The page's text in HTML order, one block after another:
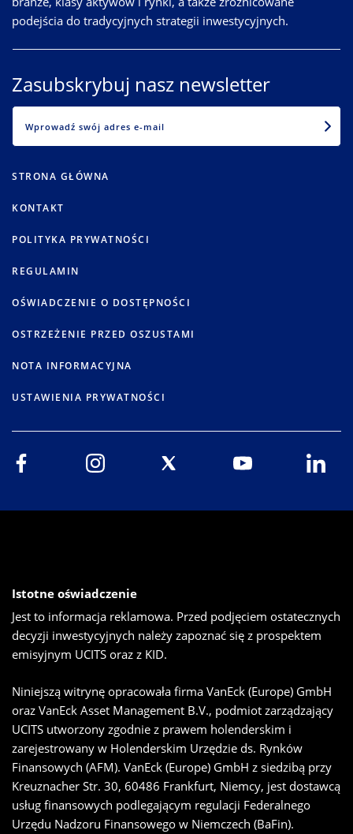
podejścia do tradycyjnych strategii inwestycyjnych.
Zasubskrybuj nasz newsletter
STRONA GŁÓWNA
KONTAKT
POLITYKA PRYWATNOŚCI
REGULAMIN
OŚWIADCZENIE O DOSTĘPNOŚCI
OSTRZEŻENIE PRZED OSZUSTAMI
NOTA INFORMACYJNA
USTAWIENIA PRYWATNOŚCI
Istotne oświadczenie
Jest to informacja reklamowa. Przed podjęciem ostatecznych
decyzji inwestycyjnych należy zapoznać się z prospektem
emisyjnym UCITS oraz z KID.
Niniejszą witrynę opracowała firma VanEck (Europe) GmbH
oraz VanEck Asset Management B.V., podmiot zarządzający
UCITS utworzony zgodnie z prawem holenderskim i
zarejestrowany w Holenderskim Urzędzie ds. Rynków
Finansowych (AFM). VanEck (Europe) GmbH z siedzibą przy
Kreuznacher Str. 30, 60486 Frankfurt, Niemcy, jest dostawcą
usług finansowych podlegającym regulacji Federalnego
Urzędu Nadzoru Finansowego w Niemczech (BaFin).